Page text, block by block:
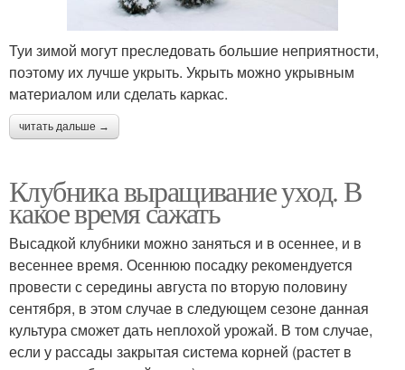
Туи зимой могут преследовать большие неприятности,
поэтому их лучше укрыть. Укрыть можно укрывным
материалом или сделать каркас.
читать дальше →
Клубника выращивание уход. В
какое время сажать
Высадкой клубники можно заняться и в осеннее, и в
весеннее время. Осеннюю посадку рекомендуется
провести с середины августа по вторую половину
сентября, в этом случае в следующем сезоне данная
культура сможет дать неплохой урожай. В том случае,
если у рассады закрытая система корней (растет в